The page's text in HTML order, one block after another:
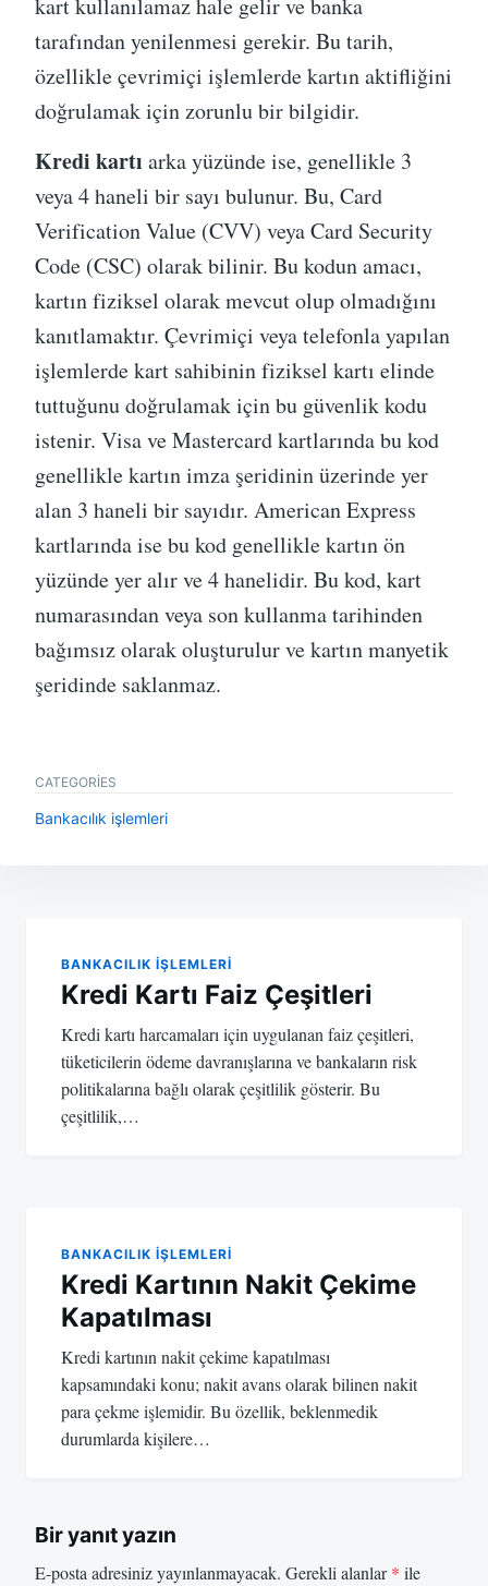
kart kullanılamaz hale gelir ve banka
tarafından yenilenmesi gerekir. Bu tarih,
özellikle çevrimiçi işlemlerde kartın aktifliğini
doğrulamak için zorunlu bir bilgidir.
Kredi kartı arka yüzünde ise, genellikle 3
veya 4 haneli bir sayı bulunur. Bu, Card
Verification Value (CVV) veya Card Security
Code (CSC) olarak bilinir. Bu kodun amacı,
kartın fiziksel olarak mevcut olup olmadığını
kanıtlamaktır. Çevrimiçi veya telefonla yapılan
işlemlerde kart sahibinin fiziksel kartı elinde
tuttuğunu doğrulamak için bu güvenlik kodu
istenir. Visa ve Mastercard kartlarında bu kod
genellikle kartın imza şeridinin üzerinde yer
alan 3 haneli bir sayıdır. American Express
kartlarında ise bu kod genellikle kartın ön
yüzünde yer alır ve 4 hanelidir. Bu kod, kart
numarasından veya son kullanma tarihinden
bağımsız olarak oluşturulur ve kartın manyetik
şeridinde saklanmaz.
CATEGORIES
Bankacılık işlemleri
BANKACILIK IŞLEMLERI
Kredi Kartı Faiz Çeşitleri
Kredi kartı harcamaları için uygulanan faiz çeşitleri,
tüketicilerin ödeme davranışlarına ve bankaların risk
politikalarına bağlı olarak çeşitlilik gösterir. Bu
çeşitlilik,…
BANKACILIK IŞLEMLERI
Kredi Kartının Nakit Çekime
Kapatılması
Kredi kartının nakit çekime kapatılması
kapsamındaki konu; nakit avans olarak bilinen nakit
para çekme işlemidir. Bu özellik, beklenmedik
durumlarda kişilere…
Bir yanıt yazın
E-posta adresiniz yayınlanmayacak. Gerekli alanlar* ile